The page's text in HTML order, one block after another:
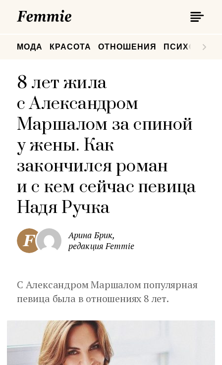
МОДА КРАСОТА ОТНОШЕНИЯ
8 лет жила
с Александром
Маршалом за спиной
у жены. Как
закончился роман
и с кем сейчас певица
Надя Ручка
Арина Брик,
редакция Femmie
С Александром Маршалом популярная
певица была в отношениях 8 лет.